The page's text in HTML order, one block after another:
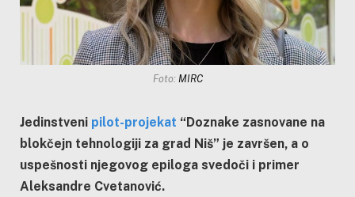
Foto: MIRC
Jedinstveni pilot-projekat “Doznake zasnovane na
blokčejn tehnologiji za grad Niš” je završen, a o
uspešnosti njegovog epiloga svedoči i primer
Aleksandre Cvetanović.